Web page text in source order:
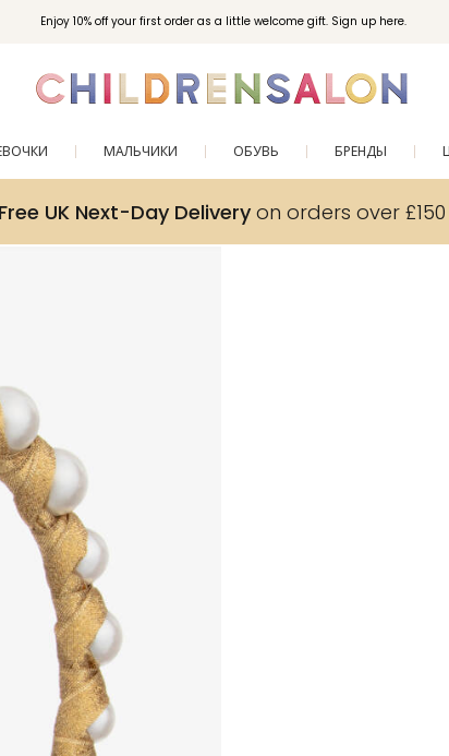
Enjoy 10% off your first order as a little welcome gift. Sign up here.
МАЛЬЧИКИ ОБУВЬ БРЕНДЫ
Free UK Next-Day Deliveryon orders over £150